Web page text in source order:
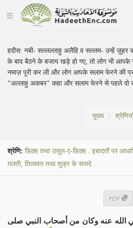
हदीस:नबी- सल्लल्लाहु अलैहि व सल्लम- उन्हें ज़ुहर
के बाद बैठने के बजाय खड़े हो गए, तो लोग भी
नमाज़ पूरी कर ली और लोग आपके सलाम फेरने की
"अल्लाहु अकबर" कहा और सलाम फेरने से पहले दो
मुख्य
श्रेणि: फ़िक़्ह तथा उसूल-ए-फ़िक़्ह . इबादतों पर
ग़लती, तिलावत तथा शुक्र के सजदे .
PDF
الله عنه وكان من أصحاب النبي صلى